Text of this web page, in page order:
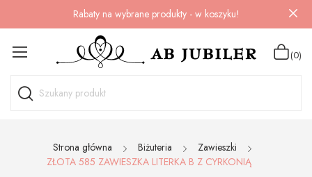
Rabaty na wybrane produkty - w koszyku!
(0)
Strona główna Biżuteria
Zawieszki
ZŁOTA 585 ZAWIESZKA LITERKA B Z CYRKONIĄ